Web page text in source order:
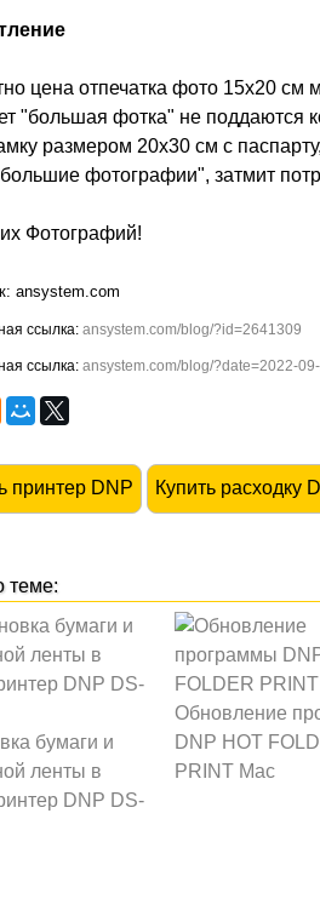
цена отпечатка фото 15х20
"большая фотка" не поддаются
размером 20х30 см с
фотографии", затмит
Фотографий!
ansystem.com
ansystem.com/blog/?id=2641309
ansystem.com/blog/?date=2022-
принтер DNP Купить расходку
бумаги и
ленты в
DNP DS-
Обновление
DNP HOT
PRINT Mac